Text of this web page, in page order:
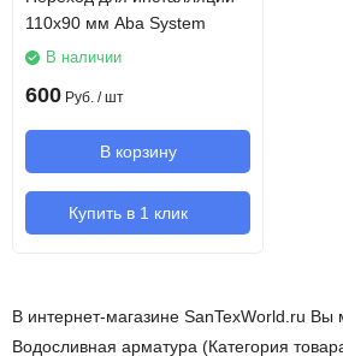
110х90 мм Aba System
В наличии
600 Руб. / шт
В корзину
Купить в 1 клик
В интернет-магазине SanTexWorld.ru Вы
Водосливная арматура (Категория